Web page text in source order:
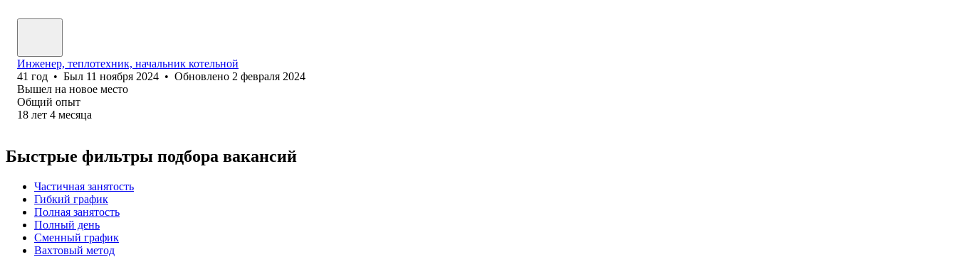
Инженер, теплотехник, начальник котельной
41 год • Был 11 ноября 2024 • Обновлено 2 февраля 2024
Вышел на новое место
Общий опыт
18 лет 4 месяца
Быстрые фильтры подбора вакансий
Частичная занятость
Гибкий график
Полная занятость
Полный день
Сменный график
Вахтовый метод